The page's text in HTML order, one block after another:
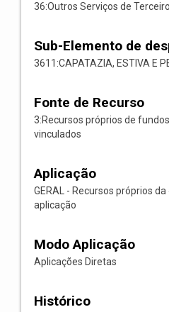
36:Outros Serviços de
Sub-Elemento de
3611:CAPATAZIA, ESTIVA E
Fonte de Recurso
3:Recursos próprios de
vinculados
Aplicação
GERAL - Recursos próprios
aplicação
Modo Aplicação
Aplicações Diretas
Histórico